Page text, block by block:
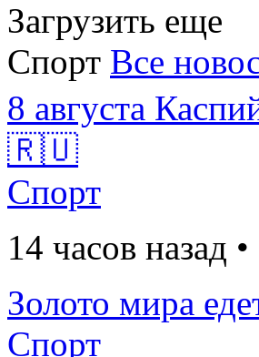
Загрузить еще
Спорт Все
8 августа
🇷🇺
Спорт
14 часов назад
Золото мира
Спорт